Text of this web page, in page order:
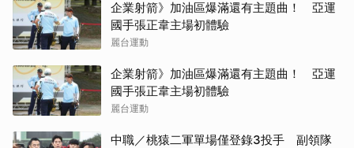
企業射箭》加油區爆滿還有主題曲！ 亞運
國手張正韋主場初體驗
麗台運動
企業射箭》加油區爆滿還有主題曲！ 亞運
國手張正韋主場初體驗
麗台運動
中職／桃猿二軍單場僅登錄3投手 副領隊